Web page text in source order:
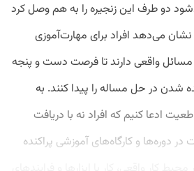
دو طرف این زنجیره را به هم وصل کرد
می‌دهد افراد برای مهارت‌آموزی
واقعی دارند تا فرصت دست و پنجه
شدن در حل مساله را پیدا کنند. به
ادعا کنیم که افراد نه با دریافت
دوره‌ها و کارگاه‌های آموزشی پراکنده